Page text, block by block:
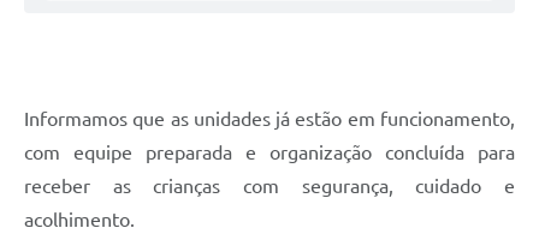
Informamos que as unidades já estão em funcionamento,
com equipe preparada e organização concluída para
receber as crianças com segurança, cuidado e
acolhimento.